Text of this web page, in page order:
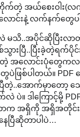
တဲ့ အယ်စေးဝါး(လ
ောင်းနဲ့ လက်နက်တွေပ
မသိ..အပိုင်ဆိုပြီးလ
သွားပြီ..ပြီးခဲ့တဲ့ရ
တဲ့ အလောင်းပုံတွေကလ
ဖြစ်ပါတယ်။ PDF တွ
ပြီတဲ့..အောက်မှာတေ
ပဲ။ ဒါကြောင့်မို့
တာက အရှိကို အရှိအတိုင်
ပြီဆိုတာပါပဲ…